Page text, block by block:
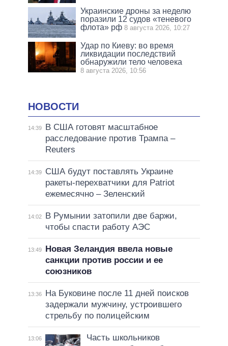
Украинские дроны за неделю
поразили 12 судов «теневого
флота» рф 8 августа 2026, 10:27
Удар по Киеву: во время
ликвидации последствий
обнаружили тело человека
8 августа 2026, 10:56
НОВОСТИ
14:39
В США готовят масштабное
расследование против Трампа –
Reuters
14:39
США будут поставлять Украине
ракеты-перехватчики для Patriot
ежемесячно – Зеленский
14:02
В Румынии затопили две баржи,
чтобы спасти работу АЭС
13:49
Новая Зеландия ввела новые
санкции против россии и ее
союзников
13:36
На Буковине после 11 дней поисков
задержали мужчину, устроившего
стрельбу по полицейским
13:06
Часть школьников